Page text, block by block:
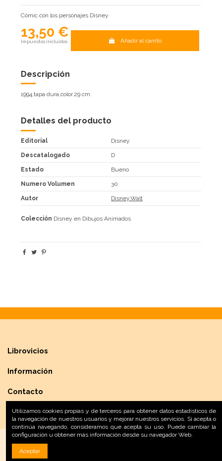
Cómic con los personajes Disney
13,50 €
Impuestos incluidos Añadir al carrito
Descripción
1994,tapa dura,color.29 cm.
Detalles del producto
Editorial Disney
Descatalogado D
Estado Bueno
Numero Volumen 30
Autor Disney,Walt
Colección Disney en Dibujos Animados
Librovicios
Información
Contacto
Utilizamos cookies propias y de terceros para obtener datos estadísticos de
la navegación de nuestros usuarios y mejorar nuestros servicios. Si acepta o
continúa navegando, consideramos que acepta su uso. Puede cambiar la
configuración u obtener más información desde su navegador Web.
Aceptar